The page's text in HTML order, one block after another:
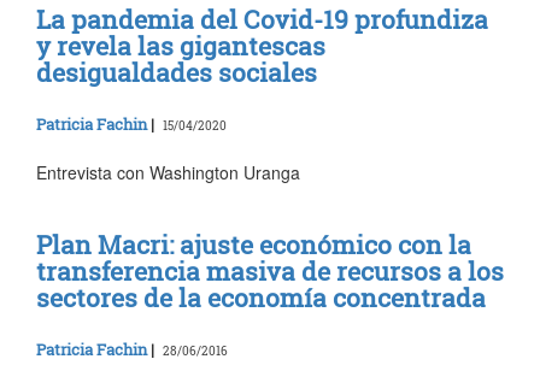
La pandemia del Covid-19 profundiza
y revela las gigantescas
desigualdades sociales
Patricia Fachin| 15/04/2020
Entrevista con Washington Uranga
Plan Macri: ajuste económico con la
transferencia masiva de recursos a los
sectores de la economía concentrada
Patricia Fachin| 28/06/2016